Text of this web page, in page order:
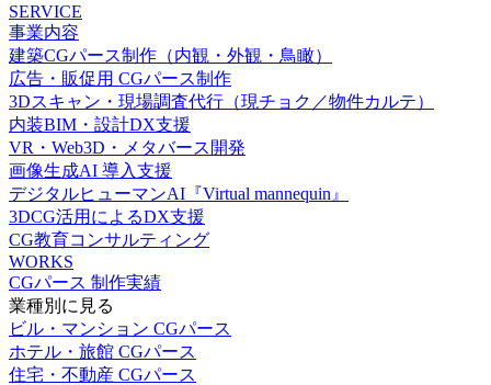
SERVICE
事業内容
建築CGパース制作（内観・外観・鳥瞰）
広告・販促用 CGパース制作
3Dスキャン・現場調査代行（現チョク／物件カルテ）
内装BIM・設計DX支援
VR・Web3D・メタバース開発
画像生成AI 導入支援
デジタルヒューマンAI『Virtual mannequin』
3DCG活用によるDX支援
CG教育コンサルティング
WORKS
CGパース 制作実績
業種別に見る
ビル・マンション CGパース
ホテル・旅館 CGパース
住宅・不動産 CGパース